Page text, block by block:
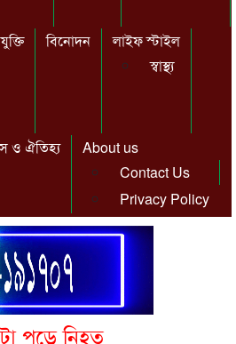
বিনোদন
লাইফ স্টাইল
স্বাস্থ্য
ও ঐতিহ্য
About us
Contact Us
Privacy Policy
পড়ে নিহত